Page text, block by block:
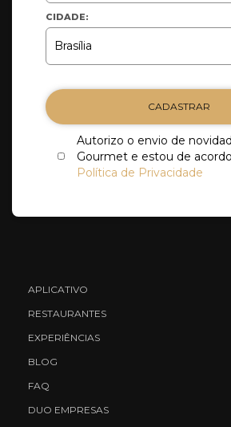
CIDADE:
CADASTRAR
Autorizo o envio de
Gourmet e estou de
Política de Privacidade
APLICATIVO
RESTAURANTES
EXPERIÊNCIAS
BLOG
FAQ
DUO EMPRESAS